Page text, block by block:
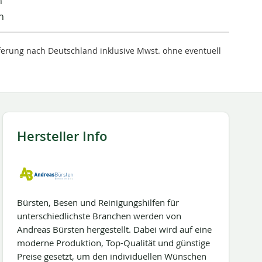
nach Deutschland inklusive Mwst. ohne eventuell
Hersteller Info
Bürsten, Besen und Reinigungshilfen für
unterschiedlichste Branchen werden von
Andreas Bürsten hergestellt. Dabei wird auf eine
moderne Produktion, Top-Qualität und günstige
Preise gesetzt, um den individuellen Wünschen